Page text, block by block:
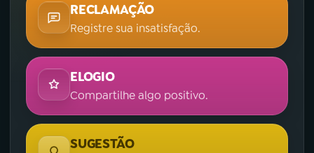
RECLAMAÇÃO
Registre sua insatisfação.
ELOGIO
Compartilhe algo positivo.
SUGESTÃO